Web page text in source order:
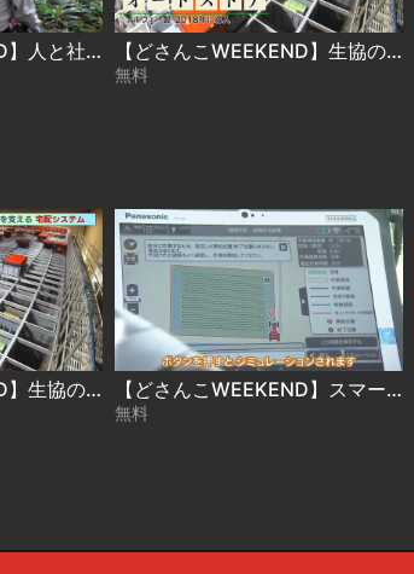
【どさんこWEEKEND】人と社会と地球のために「地域に根ざす！マテリアルの森」 【どさんこWEEKEND】生協の可能性
無料
【どさんこWEEKEND】生協の可能性 【どさんこWEEKEND】スマート農業
無料